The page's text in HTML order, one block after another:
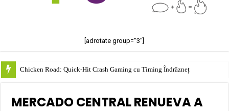
[adrotate group="3"]
Chicken Road: Quick‑Hit Crash Gaming cu Timing Îndrăzneț
MERCADO CENTRAL RENUEVA A